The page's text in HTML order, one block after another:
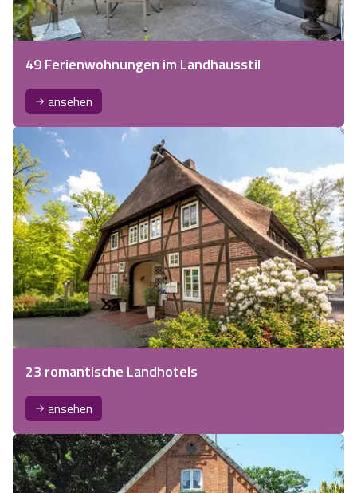
49 Ferienwohnungen im Landhausstil
ansehen
23 romantische Landhotels
ansehen